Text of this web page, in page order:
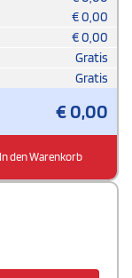
€0,00
€0,00
Gratis
Gratis
€0,00
In den Warenkorb